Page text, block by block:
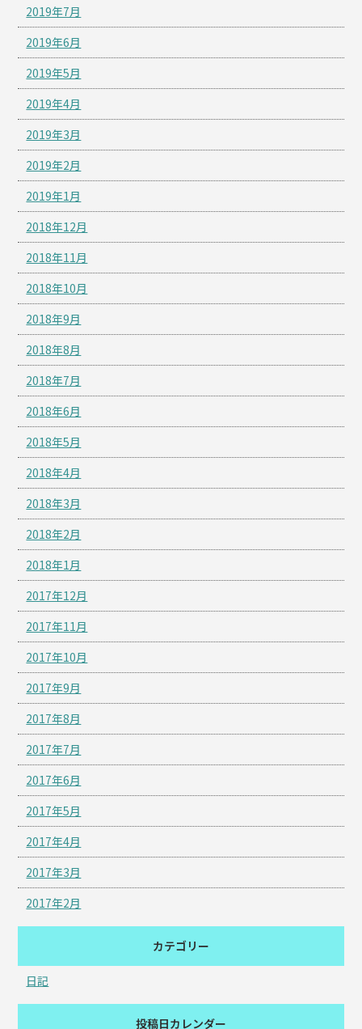
2019年7月
2019年6月
2019年5月
2019年4月
2019年3月
2019年2月
2019年1月
2018年12月
2018年11月
2018年10月
2018年9月
2018年8月
2018年7月
2018年6月
2018年5月
2018年4月
2018年3月
2018年2月
2018年1月
2017年12月
2017年11月
2017年10月
2017年9月
2017年8月
2017年7月
2017年6月
2017年5月
2017年4月
2017年3月
2017年2月
カテゴリー
日記
投稿日カレンダー